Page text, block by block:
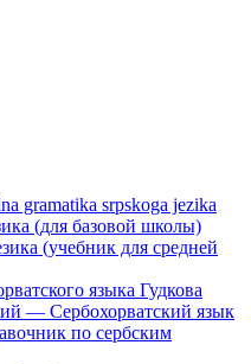
gramatika srpskoga jezika
(для базовой школы)
(учебник для средней
языка Гудкова
— Сербохорватский язык
по сербским